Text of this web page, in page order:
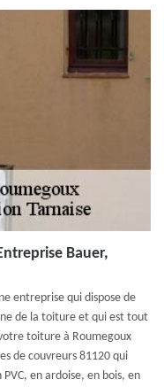
Bauer,
entreprise qui dispose de
de la toiture et qui est tout
toiture à Roumegoux
de couvreurs 81120 qui
en ardoise, en bois, en